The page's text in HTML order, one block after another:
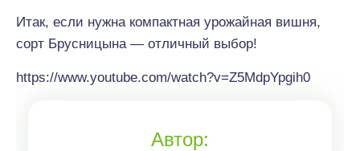
Итак, если нужна компактная урожайная вишня,
сорт Брусницына — отличный выбор!
https://www.youtube.com/watch?v=Z5MdpYpgih0
Автор: